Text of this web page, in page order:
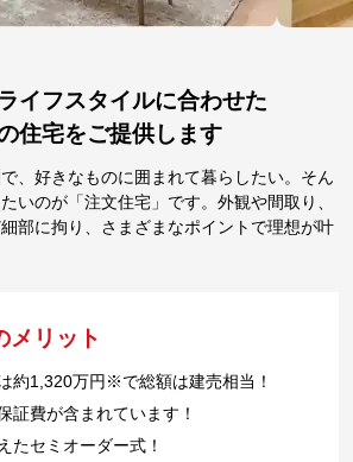
イフスタイルに合わせた
住宅をご提供します
、好きなものに囲まれて暮らしたい。そん
いのが「注文住宅」です。外観や間取り、
部に拘り、さまざまなポイントで理想が叶
メリット
約1,320万円※で総額は建売相当！
証費が含まれています！
たセミオーダー式！